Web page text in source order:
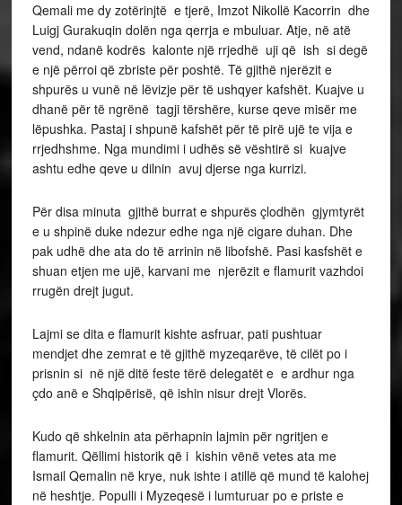
Qemali me dy zotërinjtë e tjerë, Imzot Nikollë Kacorrin dhe
Luigj Gurakuqin dolën nga qerrja e mbuluar. Atje, në atë
vend, ndanë kodrës kalonte një rrjedhë uji që ish si degë
e një përroi që zbriste për poshtë. Të gjithë njerëzit e
shpurës u vunë në lëvizje për të ushqyer kafshët. Kuajve u
dhanë për të ngrënë tagji tërshëre, kurse qeve misër me
lëpushka. Pastaj i shpunë kafshët për të pirë ujë te vija e
rrjedhshme. Nga mundimi i udhës së vështirë si kuajve
ashtu edhe qeve u dilnin avuj djerse nga kurrizi.
Për disa minuta gjithë burrat e shpurës çlodhën gjymtyrët
e u shpinë duke ndezur edhe nga një cigare duhan. Dhe
pak udhë dhe ata do të arrinin në libofshë. Pasi kasfshët e
shuan etjen me ujë, karvani me njerëzit e flamurit vazhdoi
rrugën drejt jugut.
Lajmi se dita e flamurit kishte asfruar, pati pushtuar
mendjet dhe zemrat e të gjithë myzeqarëve, të cilët po i
prisnin si në një ditë feste tërë delegatët e e ardhur nga
çdo anë e Shqipërisë, që ishin nisur drejt Vlorës.
Kudo që shkelnin ata përhapnin lajmin për ngritjen e
flamurit. Qëllimi historik që i kishin vënë vetes ata me
Ismail Qemalin në krye, nuk ishte i atillë që mund të kalohej
në heshtje. Populli i Myzeqesë i lumturuar po e priste e